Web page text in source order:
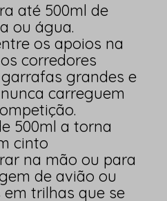
até 500ml de
ou água.
os apoios na
corredores
grandes e
carreguem
500ml a torna
cinto
na mão ou para
de avião ou
trilhas que se